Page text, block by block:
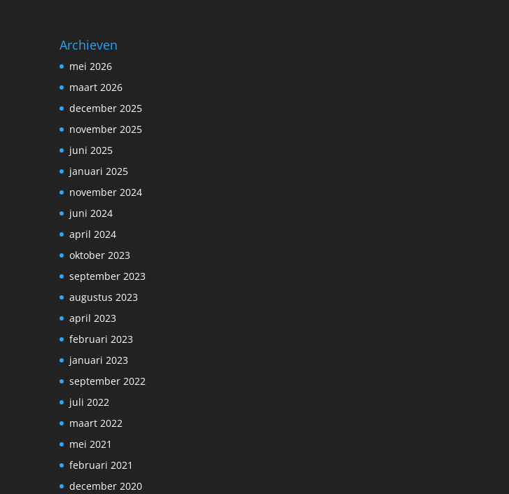
Archieven
mei 2026
maart 2026
december 2025
november 2025
juni 2025
januari 2025
november 2024
juni 2024
april 2024
oktober 2023
september 2023
augustus 2023
april 2023
februari 2023
januari 2023
september 2022
juli 2022
maart 2022
mei 2021
februari 2021
december 2020